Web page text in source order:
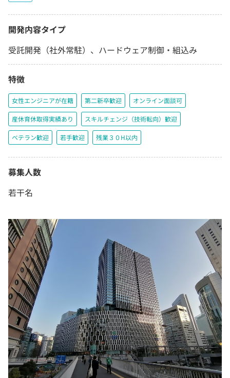
開発内容タイプ
受託開発（社外常駐）、ハードウェア制御・組込み
特徴
女性エンジニアが在籍 第二新卒歓迎 オンライン面談可
産休育休取得実績あり スキルチェンジ（技術転向）歓迎
ベテラン歓迎 若手歓迎 残業３０H以内
募集人数
若干名